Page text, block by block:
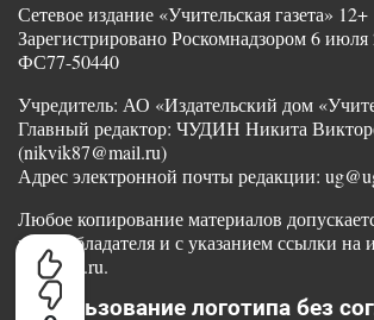
Сетевое издание «Учительская газета» 12+
Зарегистрировано Роскомнадзором 6
ФС77-50440
Учредитель: АО «Издательский дом
Главный редактор: ЧУДИН Никита
(nikvik87@mail.ru)
Адрес электронной почты редакции:
Любое копирование материалов
правообладателя и с указанием ссылки на
www.ug.ru.
Использование логотипа без